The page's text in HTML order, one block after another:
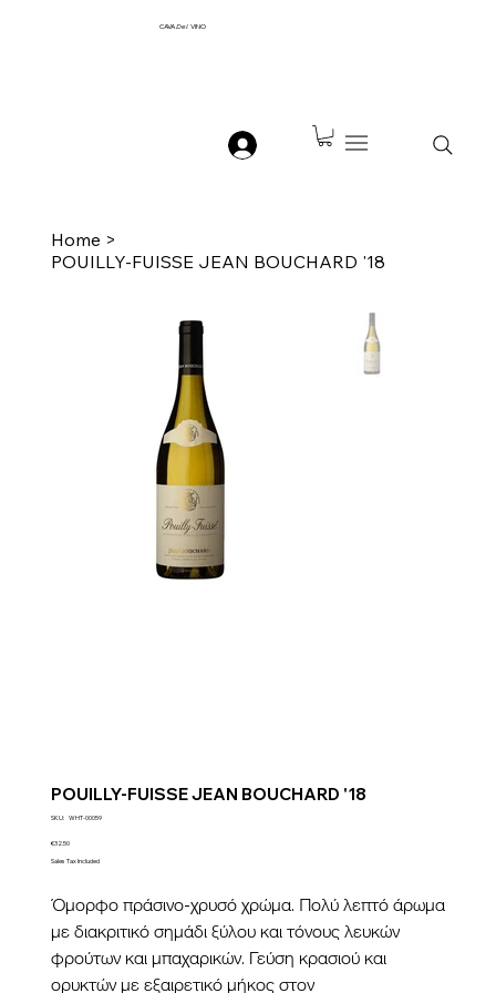
CAVADel VINO
Home >
POUILLY-FUISSE JEAN BOUCHARD '18
POUILLY-FUISSE JEAN BOUCHARD '18
SKU: SKU
00059
WHT-00059
Price
€32.50
Sales Tax Included
Όμορφο πράσινο-χρυσό χρώμα. Πολύ λεπτό άρωμα
με διακριτικό σημάδι ξύλου και τόνους λευκών
φρούτων και μπαχαρικών. Γεύση κρασιού και
ορυκτών με εξαιρετικό μήκος στον